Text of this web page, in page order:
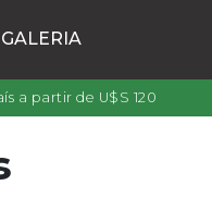
GALERIA
a partir de U$S 120